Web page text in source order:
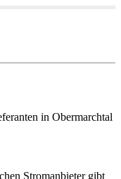
in Obermarchtal
Stromanbieter gibt